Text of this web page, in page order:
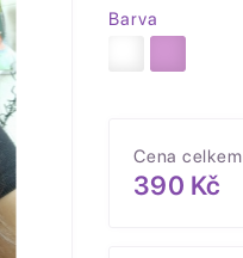
Barva
Cena celkem
390 Kč